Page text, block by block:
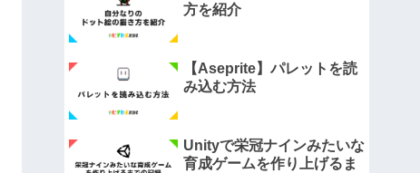
方を紹介
【Aseprite】パレットを読
み込む方法
Unityで栄冠ナインみたいな
育成ゲームを作り上げるま